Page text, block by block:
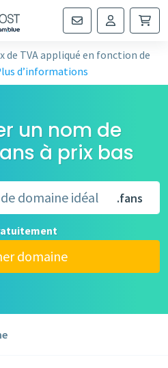
de TVA appliqué en fonction de
d’informations
un nom de
à prix bas
.fans
domaine